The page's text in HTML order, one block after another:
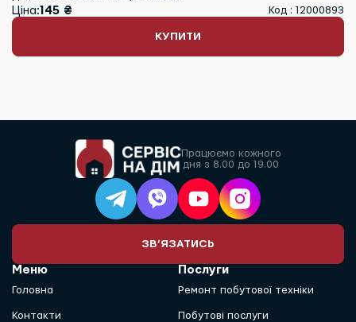
Ціна:145 ₴ Код : 12000893
КУПИТИ
Працюємо кожного
дня з 8.00 до 19.00
ЗВ’ЯЗАТИСЬ
Меню
Головна
Контакти
Послуги
Ремонт побутової техніки
Побутові послуги